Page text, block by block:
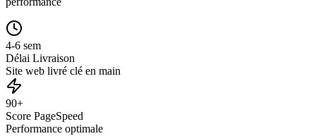
4-6 sem
Délai Livraison
Site web livré clé en main
90+
Score PageSpeed
Performance optimale